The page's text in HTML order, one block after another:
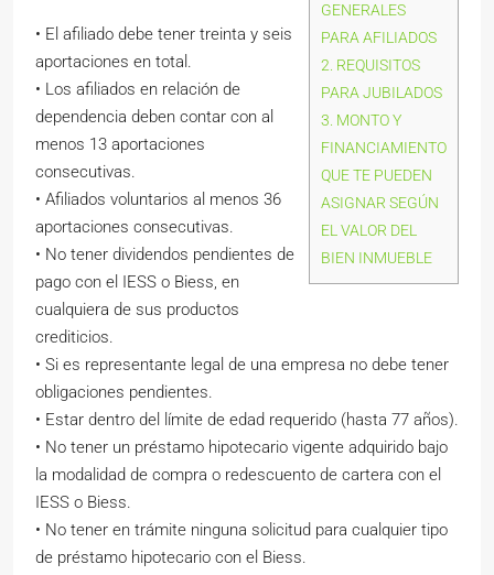
GENERALES
PARA AFILIADOS
2. REQUISITOS
PARA JUBILADOS
3. MONTO Y
FINANCIAMIENTO
QUE TE PUEDEN
ASIGNAR SEGÚN
EL VALOR DEL
BIEN INMUEBLE
• El afiliado debe tener treinta y seis
aportaciones en total.
• Los afiliados en relación de
dependencia deben contar con al
menos 13 aportaciones
consecutivas.
• Afiliados voluntarios al menos 36
aportaciones consecutivas.
• No tener dividendos pendientes de
pago con el IESS o Biess, en
cualquiera de sus productos
crediticios.
• Si es representante legal de una empresa no debe tener
obligaciones pendientes.
• Estar dentro del límite de edad requerido (hasta 77 años).
• No tener un préstamo hipotecario vigente adquirido bajo
la modalidad de compra o redescuento de cartera con el
IESS o Biess.
• No tener en trámite ninguna solicitud para cualquier tipo
de préstamo hipotecario con el Biess.